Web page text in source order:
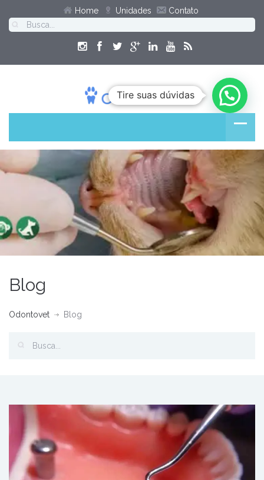
Home Unidades Contato
Blog
Odontovet Blog
Tire suas dúvidas